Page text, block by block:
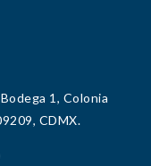
1, Colonia
CDMX.